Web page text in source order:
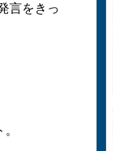
言をきっ